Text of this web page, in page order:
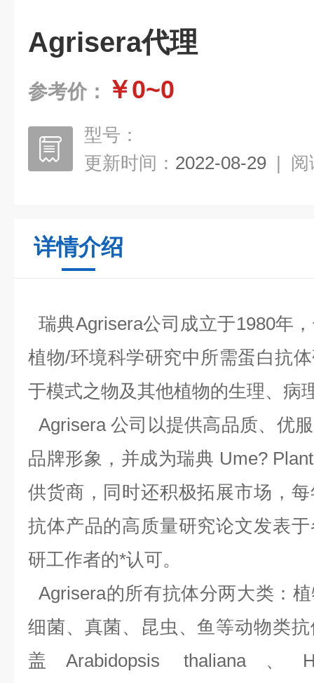
Agrisera代理
参考价： ￥0~0
型号：
更新时间： 2022-08-29 | 阅
详情介绍
瑞典Agrisera公司成立于1980年
植物/环境科学研究中所需蛋白抗
于模式之物及其他植物的生理、病
Agrisera 公司以提供高品质、优
品牌形象，并成为瑞典 Ume?
供货商，同时还积极拓展市场，
抗体产品的高质量研究论文发表
研工作者的*认可。
Agrisera的所有抗体分两大类：
细菌、真菌、昆虫、鱼等动物类
盖Arabidopsis thaliana、